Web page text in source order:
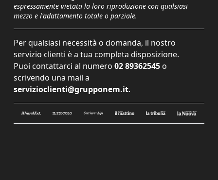
espressamente vietata la loro riproduzione con qualsiasi
mezzo e l'adattamento totale o parziale.
Per qualsiasi necessità o domanda, il nostro
servizio clienti è a tua completa disposizione.
Puoi contattarci al numero 02 89362545 o
scrivendo una mail a
servizioclienti@grupponem.it.